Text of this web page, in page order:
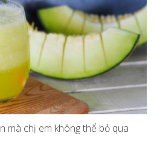
mà chị em không thể bỏ qua